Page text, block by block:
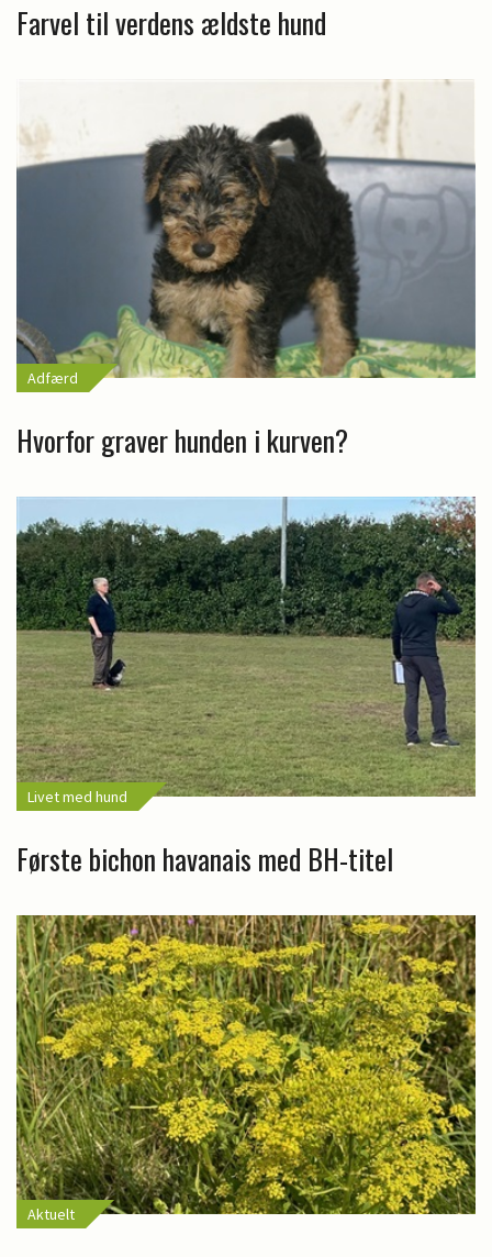
Farvel til verdens ældste hund
Adfærd
Hvorfor graver hunden i kurven?
Livet med hund
Første bichon havanais med BH-titel
Aktuelt